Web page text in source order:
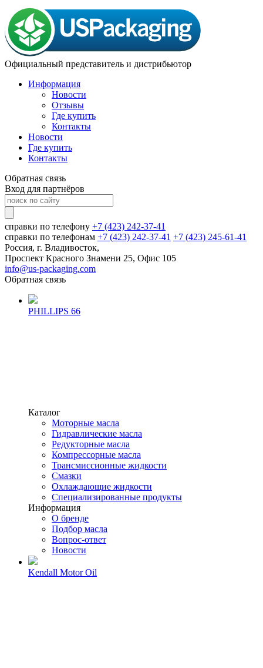
Официальный представитель и дистрибьютор
Информация
Новости
Отзывы
Где купить
Контакты
Новости
Где купить
Контакты
Обратная связь
Вход для партнёров
справки по телефону +7 (423) 242-37-41
справки по телефонам +7 (423) 242-37-41 +7 (423) 245-61-41
Россия, г. Владивосток,
Проспект Красного Знамени 25, Офис 105
info@us-packaging.com
Обратная связь
PHILLIPS 66
Каталог
Моторные масла
Гидравлические масла
Редукторные масла
Компрессорные масла
Трансмиссионные жидкости
Смазки
Охлаждающие жидкости
Специализированные продукты
Информация
О бренде
Подбор масла
Вопрос-ответ
Новости
Kendall Motor Oil